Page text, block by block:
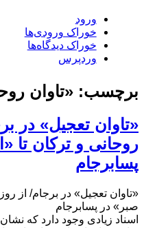
ورود
خوراک ورودی‌ها
خوراک دیدگاه‌ها
وردپرس
برچسب: «تاوان
«تاوان تعجیل» در
روحانی و ترکان تا
پسابرجام
«تاوان تعجیل» در برجام/ از
صبر» در پسابرجام
اسناد زیادی وجود دارد که